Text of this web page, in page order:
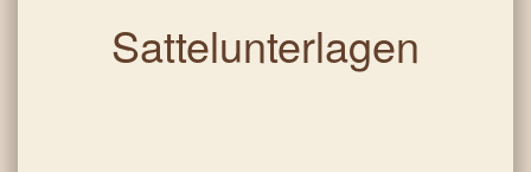
Sattelunterlagen